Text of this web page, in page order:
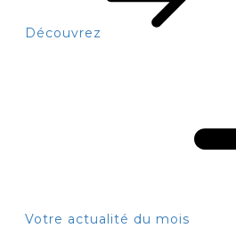
Découvrez
Votre actualité du mois